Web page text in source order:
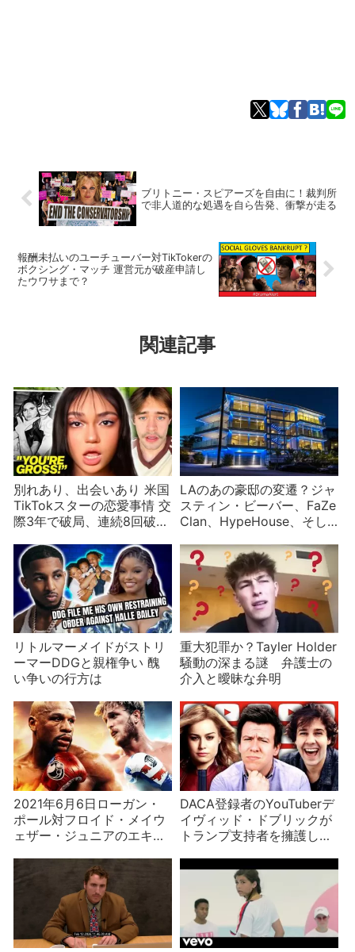
ブリトニー・スピアーズを自由に！裁判所
で非人道的な処遇を自ら告発、衝撃が走る
報酬未払いのユーチューバー対TikTokerの
ボクシング・マッチ 運営元が破産申請し
たウワサまで？
関連記事
別れあり、出会いあり 米国
TikTokスターの恋愛事情 交
際3年で破局、連続8回破
LAのあの豪邸の変遷？ジャ
スティン・ビーバー、FaZe
Clan、HypeHouse、そし
リトルマーメイドがストリ
ーマーDDGと親権争い 醜
い争いの行方は
重大犯罪か？Tayler Holder
騒動の深まる謎 弁護士の
介入と曖昧な弁明
2021年6月6日ローガン・
ポール対フロイド・メイウ
ェザー・ジュニアのエキシ
DACA登録者のYouTuberデ
イヴィッド・ドブリックが
トランプ支持者を擁護した